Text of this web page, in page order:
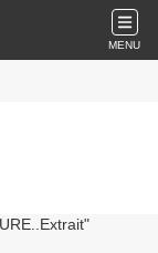
MENU